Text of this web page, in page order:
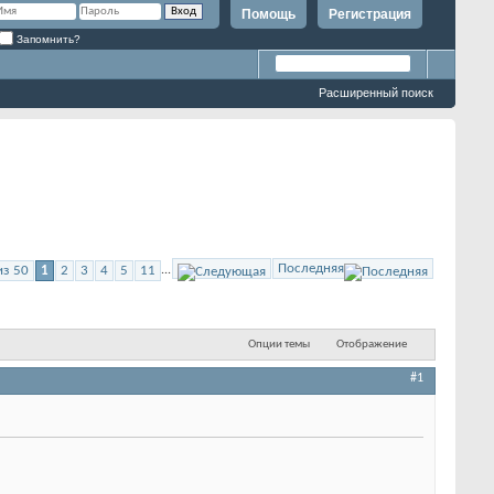
Регистрация
Помощь
Запомнить?
Расширенный поиск
50 1 2 3 4 5 11 ... Последняя
Опции темы Отображение
#1